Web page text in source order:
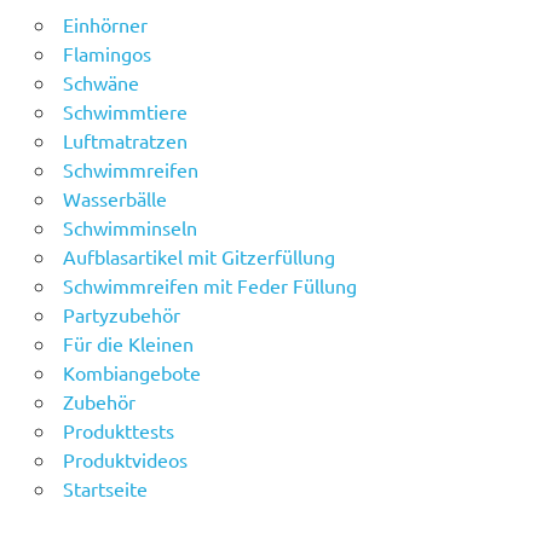
Einhörner
Flamingos
Schwäne
Schwimmtiere
Luftmatratzen
Schwimmreifen
Wasserbälle
Schwimminseln
Aufblasartikel mit Gitzerfüllung
Schwimmreifen mit Feder Füllung
Partyzubehör
Für die Kleinen
Kombiangebote
Zubehör
Produkttests
Produktvideos
Startseite